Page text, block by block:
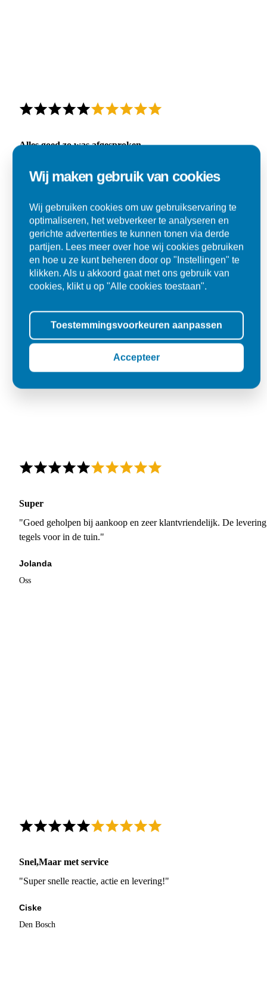
Alles goed zo was afgesproken.
Den Dungen
Super
"Goed geholpen bij aankoop en zeer klantvriendelijk. De
tegels voor in de tuin."
Jolanda
Oss
Snel,Maar met service
"Super snelle reactie, actie en levering!"
Ciske
Den Bosch
Wij maken gebruik van cookies
Wij gebruiken cookies om uw gebruikservaring te
optimaliseren, het webverkeer te analyseren en
gerichte advertenties te kunnen tonen via derde
partijen. Lees meer over hoe wij cookies gebruiken
en hoe u ze kunt beheren door op "Instellingen" te
klikken. Als u akkoord gaat met ons gebruik van
cookies, klikt u op "Alle cookies toestaan".
Toestemmingsvoorkeuren aanpassen
Accepteer